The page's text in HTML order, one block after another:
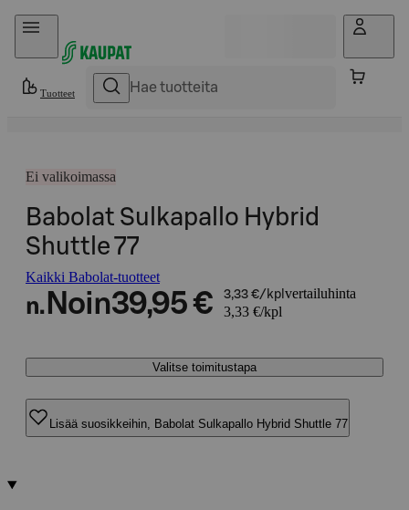
Hyppää sisältöön
Tuotteet
Ei valikoimassa
Babolat Sulkapallo Hybrid
Shuttle 77
Kaikki Babolat-tuotteet
n. Noin39,95 € 3,33 €/kpl vertailuhinta
3,33 €/kpl
Valitse toimitustapa
Lisää suosikkeihin, Babolat Sulkapallo Hybrid Shuttle 77